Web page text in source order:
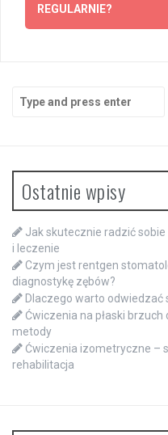
REGULARNIE?
Search
for:
Ostatnie wpisy
Jak skutecznie radzić
i leczenie
Czym jest rentgen
diagnostykę zębów?
Dlaczego warto
Ćwiczenia na płaski
metody
Ćwiczenia izometryczne –
rehabilitacja